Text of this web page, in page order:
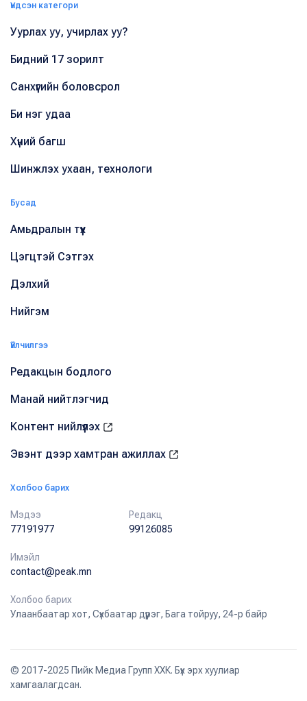
Үндсэн категори
Уурлах уу, учирлах уу?
Бидний 17 зорилт
Санхүүгийн боловсрол
Би нэг удаа
Хүний багш
Шинжлэх ухаан, технологи
Бусад
Амьдралын түүх
Цэгцтэй Сэтгэх
Дэлхий
Нийгэм
Үйлчилгээ
Редакцын бодлого
Манай нийтлэгчид
Контент нийлүүлэх
Эвэнт дээр хамтран ажиллах
Холбоо барих
Мэдээ
77191977
Редакц
99126085
Имэйл
contact@peak.mn
Холбоо барих
Улаанбаатар хот, Сүхбаатар дүүрэг, Бага тойруу, 24-р байр
© 2017-2025 Пийк Медиа Групп ХХК. Бүх эрх хуулиар
хамгаалагдсан.